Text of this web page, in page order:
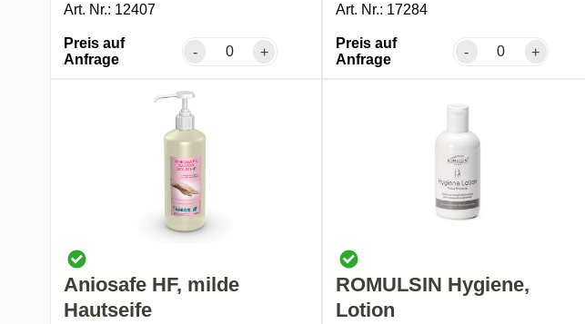
Art. Nr.: 12407
Preis auf
Anfrage
- +
Art. Nr.: 17284
Preis auf
Anfrage
- +
Aniosafe HF, milde
Hautseife
ROMULSIN Hygiene,
Lotion